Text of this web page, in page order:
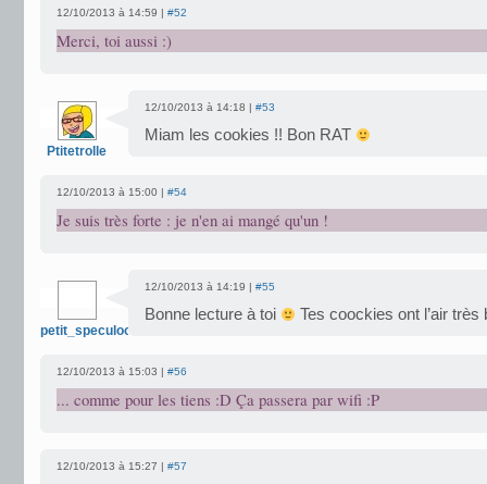
12/10/2013 à 14:59 | #52
Merci, toi aussi :)
Ptitetrolle
12/10/2013 à 14:18 | #53
Miam les cookies !! Bon RAT
12/10/2013 à 15:00 | #54
Je suis très forte : je n'en ai mangé qu'un !
petit_speculoos
12/10/2013 à 14:19 | #55
Bonne lecture à toi Tes coockies ont l’air très
12/10/2013 à 15:03 | #56
... comme pour les tiens :D Ça passera par wifi :P
12/10/2013 à 15:27 | #57